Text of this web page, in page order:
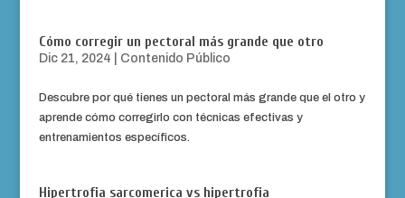
Cómo corregir un pectoral más grande que otro
Dic 21, 2024 Contenido Público
Descubre por qué tienes un pectoral más grande que el otro y
aprende cómo corregirlo con técnicas efectivas y
entrenamientos específicos.
Hipertrofia sarcomerica vs hipertrofia